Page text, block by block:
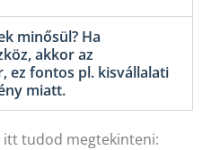
minősül? Ha
akkor az
ez fontos pl. kisvállalati
miatt.
tudod megtekinteni: